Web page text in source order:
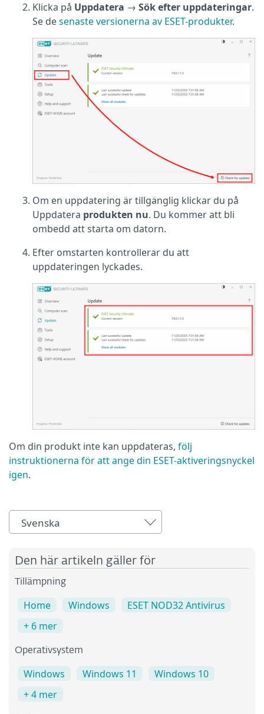
Klicka på Uppdatera → Sök efter uppdateringar.
Se desenaste versionerna av ESET-produkter.
Om en uppdatering är tillgänglig klickar du på
Uppdatera produkten nu. Du kommer att bli
ombedd att starta om datorn.
Efter omstarten kontrollerar du att
uppdateringen lyckades.
Om din produkt inte kan uppdateras, följ
instruktionerna för att ange din ESET-aktiveringsnyckel
igen.
Svenska
Den här artikeln gäller för
Tillämpning
Home Windows
ESET NOD32 Antivirus
+ 6 mer
Operativsystem
Windows Windows 11
Windows 10
+ 4 mer